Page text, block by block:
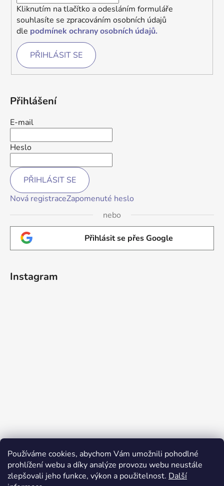
Používáme cookies, abychom Vám umožnili pohodlné
prohlížení webu a díky analýze provozu webu neustále
zlepšovali jeho funkce, výkon a použitelnost. Další
Kliknutím na tlačítko a odesláním formuláře
souhlasíte se zpracováním osobních údajů
dle podmínek ochrany osobních údajů.
PŘIHLÁSIT SE
Přihlášení
E-mail
Heslo
PŘIHLÁSIT SE
Nová registraceZapomenuté heslo
nebo
Přihlásit se přes Google
Instagram
Sledovat na Instagramu